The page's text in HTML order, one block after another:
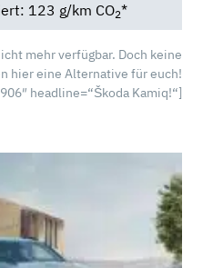
123 g/km CO2*
mehr verfügbar. Doch keine
hier eine Alternative für euch!
headline=“Škoda Kamiq!“]